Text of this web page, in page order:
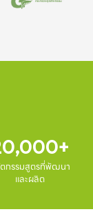
กรรมสูตรที่พัฒนา
และผลิต